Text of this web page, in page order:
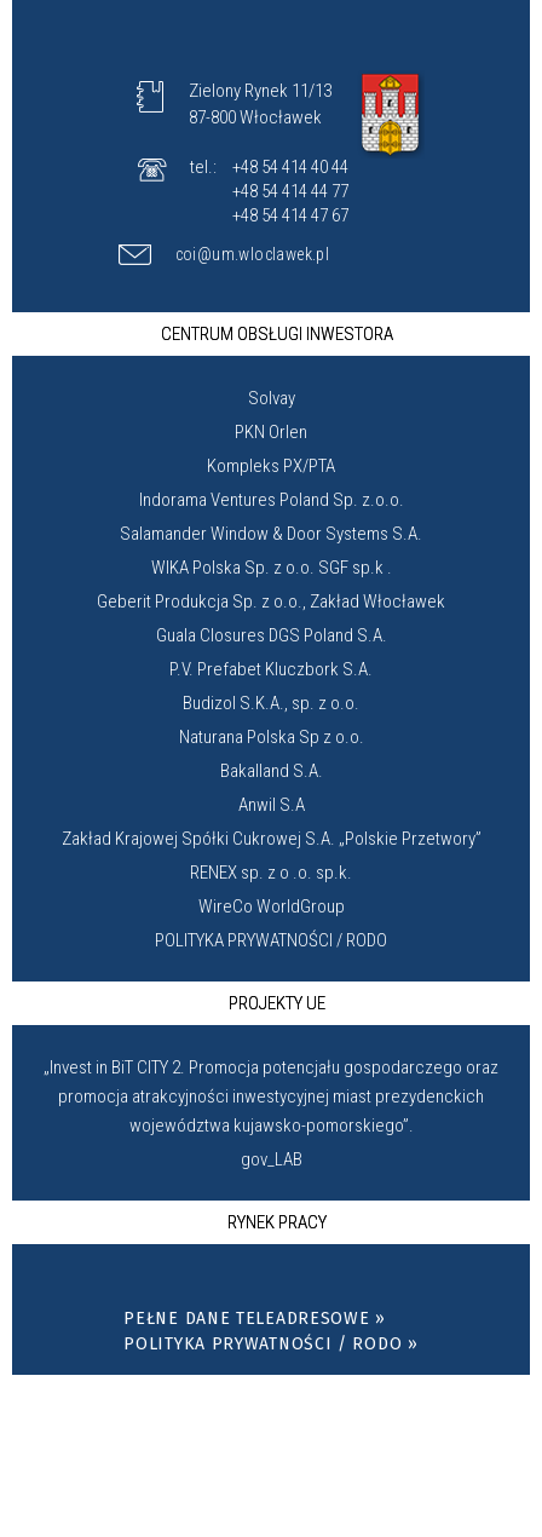
Zielony Rynek 11/13
87-800 Włocławek
tel.:
+48 54 414 40 44
+48 54 414 44 77
+48 54 414 47 67
coi@um.wloclawek.pl
CENTRUM OBSŁUGI INWESTORA
Solvay
PKN Orlen
Kompleks PX/PTA
Indorama Ventures Poland Sp. z.o.o.
Salamander Window & Door Systems S.A.
WIKA Polska Sp. z o.o. SGF sp.k .
Geberit Produkcja Sp. z o.o., Zakład Włocławek
Guala Closures DGS Poland S.A.
P.V. Prefabet Kluczbork S.A.
Budizol S.K.A., sp. z o.o.
Naturana Polska Sp z o.o.
Bakalland S.A.
Anwil S.A
Zakład Krajowej Spółki Cukrowej S.A. „Polskie Przetwory”
RENEX sp. z o .o. sp.k.
WireCo WorldGroup
POLITYKA PRYWATNOŚCI / RODO
PROJEKTY UE
„Invest in BiT CITY 2. Promocja potencjału gospodarczego oraz
promocja atrakcyjności inwestycyjnej miast prezydenckich
województwa kujawsko-pomorskiego”.
gov_LAB
RYNEK PRACY
PEŁNE DANE TELEADRESOWE »
POLITYKA PRYWATNOŚCI / RODO »